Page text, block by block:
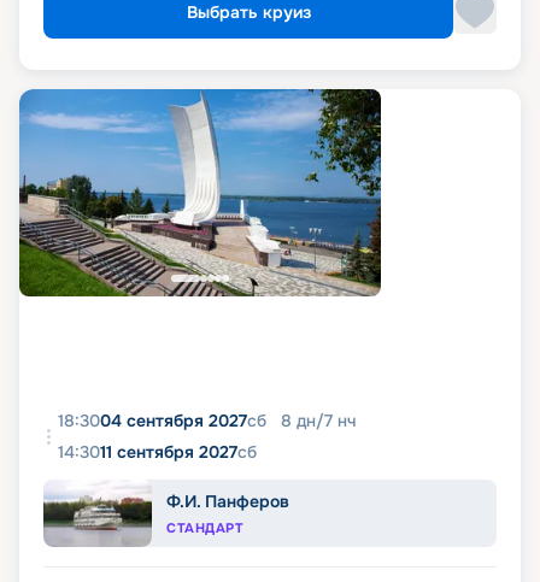
Выбрать круиз
18:3004 сентября 2027сб 8 дн/7 нч
14:3011 сентября 2027сб
Ф.И. Панферов
СТАНДАРТ